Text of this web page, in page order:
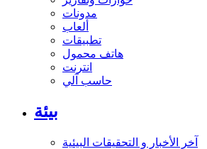
مدونات
ألعاب
تطبيقات
هاتف محمول
انترنت
حاسب آلي
بيئة
آخر الأخبار و التحقيقات البيئية